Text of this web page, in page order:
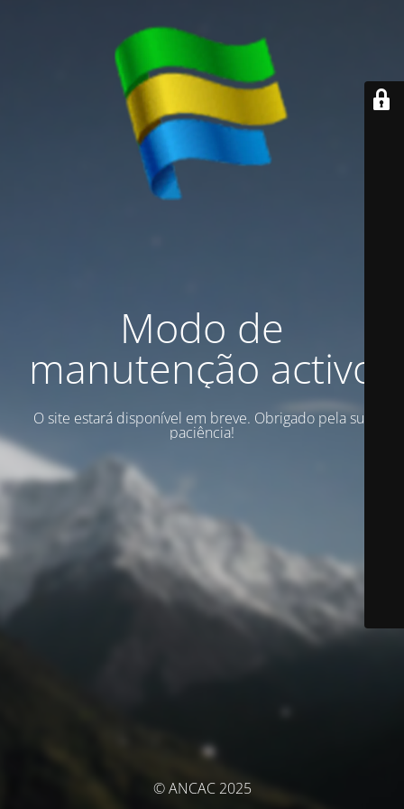
Modo de
manutenção activo
O site estará disponível em breve. Obrigado pela sua
paciência!
© ANCAC 2025